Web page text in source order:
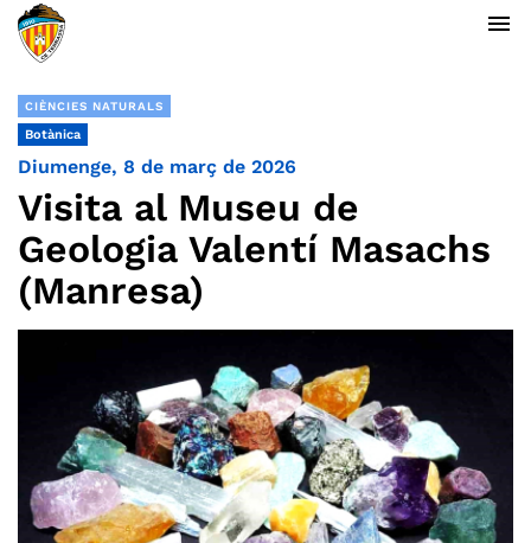
menu
CIÈNCIES NATURALS
Botànica
Diumenge, 8 de març de 2026
Visita al Museu de
Geologia Valentí Masachs
(Manresa)